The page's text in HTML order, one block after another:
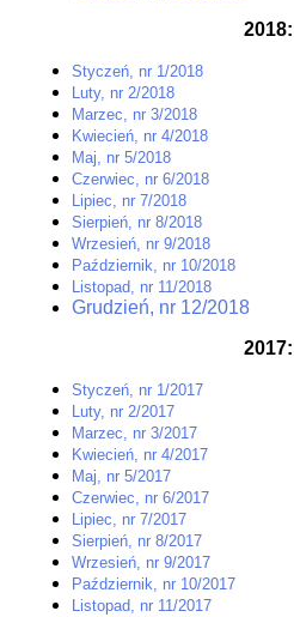
2018:
Styczeń, nr 1/2018
Luty, nr 2/2018
Marzec, nr 3/2018
Kwiecień, nr 4/2018
Maj, nr 5/2018
Czerwiec, nr 6/2018
Lipiec, nr 7/2018
Sierpień, nr 8/2018
Wrzesień, nr 9/2018
Październik, nr 10/2018
Listopad, nr 11/2018
Grudzień, nr 12/2018
2017:
Styczeń, nr 1/2017
Luty, nr 2/2017
Marzec, nr 3/2017
Kwiecień, nr 4/2017
Maj, nr 5/2017
Czerwiec, nr 6/2017
Lipiec, nr 7/2017
Sierpień, nr 8/2017
Wrzesień, nr 9/2017
Październik, nr 10/2017
Listopad, nr 11/2017